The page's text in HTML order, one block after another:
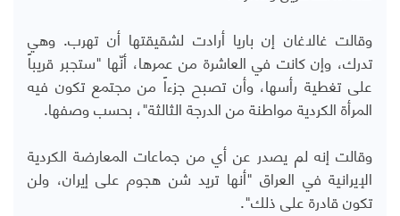
وقالت غالاغان إن باريا أرادت لشقيقتها أن تهرب. وهي
تدرك، وإن كانت في العاشرة من عمرها، أنّها "ستجبر قريباً
على تغطية رأسها، وأن تصبح جزءاً من مجتمع تكون فيه
المرأة الكردية مواطنة من الدرجة الثالثة"، بحسب وصفها.
وقالت إنه لم يصدر عن أي من جماعات المعارضة الكردية
الإيرانية في العراق "أنها تريد شن هجوم على إيران، ولن
تكون قادرة على ذلك".